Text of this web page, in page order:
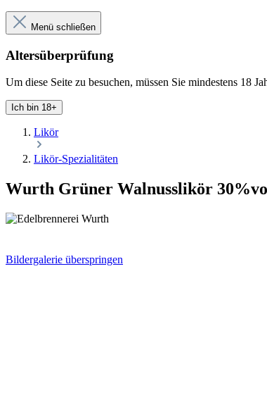
Menü schließen
Altersüberprüfung
Um diese Seite zu besuchen, müssen Sie mindestens 18
Ich bin 18+
Likör
Likör-Spezialitäten
Wurth Grüner Walnusslikör
Bildergalerie überspringen